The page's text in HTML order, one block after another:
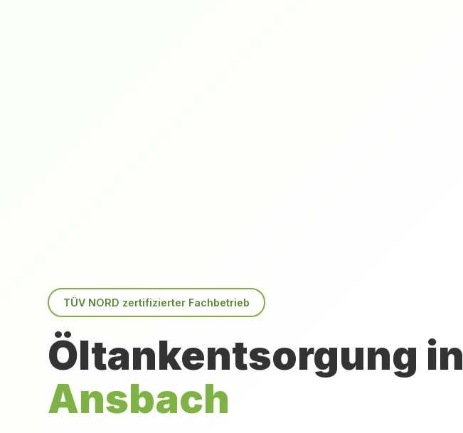
TÜV NORD zertifizierter Fachbetrieb
Öltankentsorgung in
Ansbach